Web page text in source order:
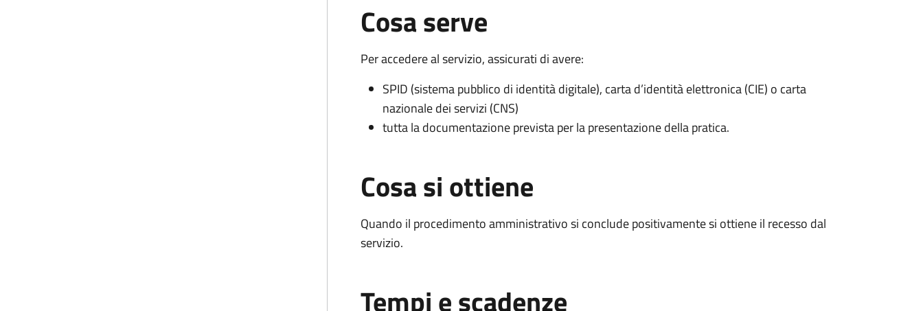
Cosa serve
Per accedere al servizio, assicurati di avere:
SPID (sistema pubblico di identità digitale), carta d’identità elettronica (CIE) o carta
nazionale dei servizi (CNS)
tutta la documentazione prevista per la presentazione della pratica.
Cosa si ottiene
Quando il procedimento amministrativo si conclude positivamente si ottiene il recesso dal
servizio.
Tempi e scadenze